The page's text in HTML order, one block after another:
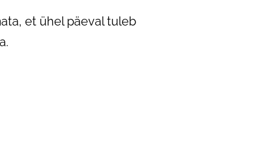
et ühel päeval tuleb